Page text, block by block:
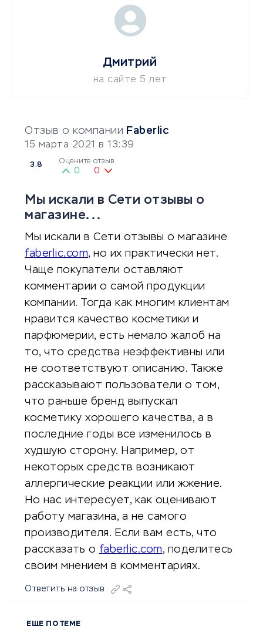
Отзыв о компании Faberlic
15 марта 2021 в 13:39
3.8 Оцените отзыв
0 0
Мы искали в Сети отзывы о
магазине...
Мы искали в Сети отзывы о магазине
faberlic.com, но их практически нет.
Чаще покупатели оставляют
комментарии о самой продукции
компании. Тогда как многим клиентам
нравится качество косметики и
парфюмерии, есть немало жалоб на
то, что средства неэффективны или
не соответствуют описанию. Также
рассказывают пользователи о том,
что раньше бренд выпускал
косметику хорошего качества, а в
последние годы все изменилось в
худшую сторону. Например, от
некоторых средств возникают
аллергические реакции или жжение.
Но нас интересует, как оценивают
работу магазина, а не самого
производителя. Если вам есть, что
рассказать о faberlic.com, поделитесь
своим мнением в комментариях.
Ответить на отзыв
ЕЩЕ ПО ТЕМЕ
Дмитрий
на сайте 5 лет